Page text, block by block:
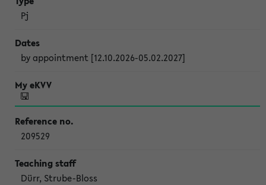
Pj
by appointment [12.10.2026-05.02.2027]
209529
Dürr, Strube-Bloss